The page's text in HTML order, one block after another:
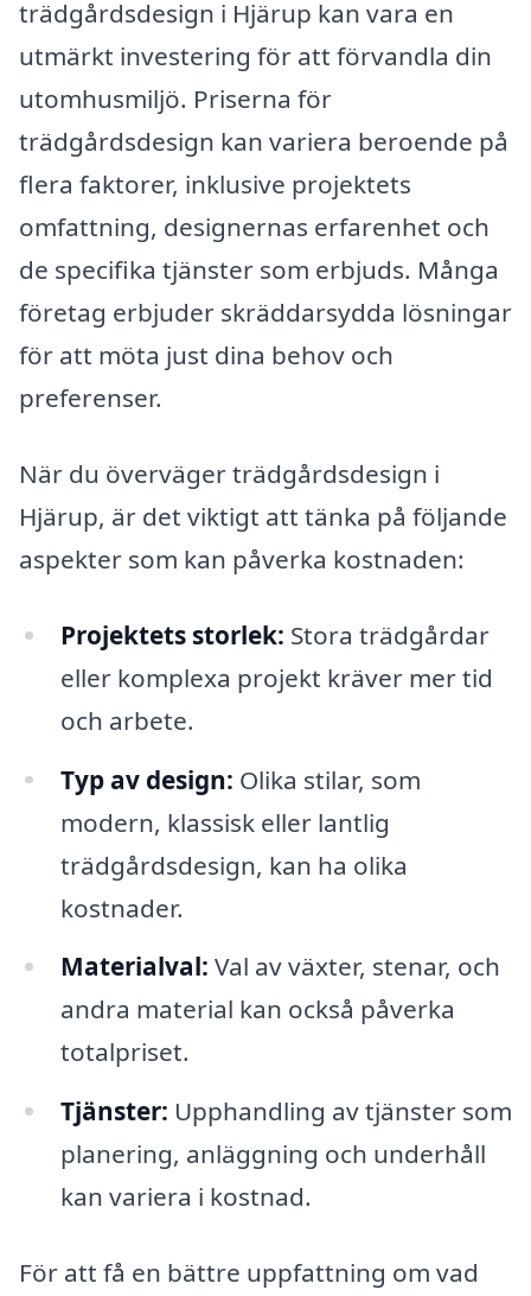
trädgårdsdesign i Hjärup kan vara en
utmärkt investering för att förvandla din
utomhusmiljö. Priserna för
trädgårdsdesign kan variera beroende på
flera faktorer, inklusive projektets
omfattning, designernas erfarenhet och
de specifika tjänster som erbjuds. Många
företag erbjuder skräddarsydda lösningar
för att möta just dina behov och
preferenser.
När du överväger trädgårdsdesign i
Hjärup, är det viktigt att tänka på följande
aspekter som kan påverka kostnaden:
Projektets storlek: Stora trädgårdar
eller komplexa projekt kräver mer tid
och arbete.
Typ av design: Olika stilar, som
modern, klassisk eller lantlig
trädgårdsdesign, kan ha olika
kostnader.
Materialval: Val av växter, stenar, och
andra material kan också påverka
totalpriset.
Tjänster: Upphandling av tjänster som
planering, anläggning och underhåll
kan variera i kostnad.
För att få en bättre uppfattning om vad